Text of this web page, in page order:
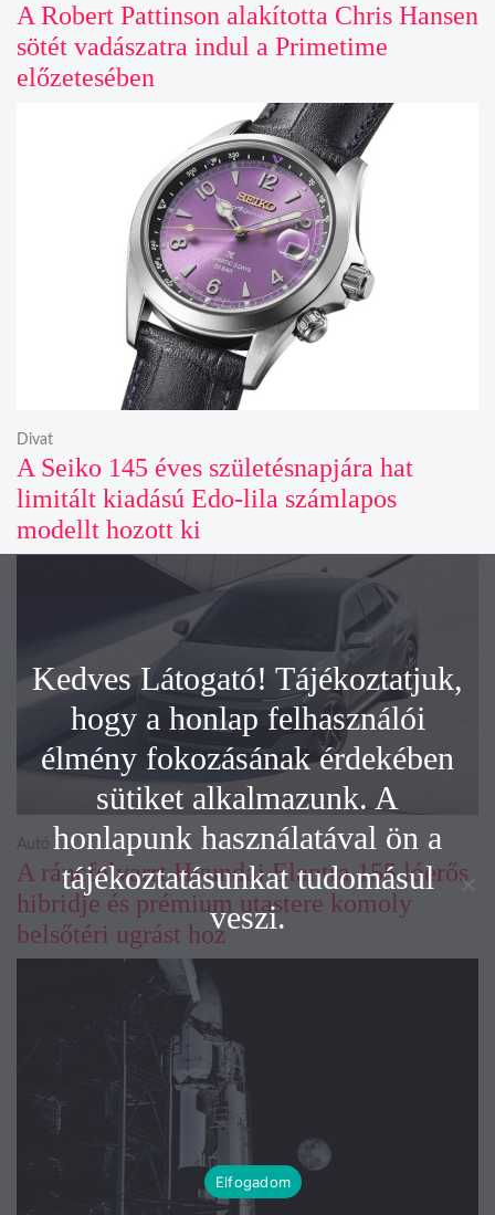
A Robert Pattinson alakította Chris Hansen
sötét vadászatra indul a Primetime
előzetesében
A Seiko 145 éves születésnapjára hat
limitált kiadású Edo-lila számlapos
modellt hozott ki
Divat
A ráncfelvarrt Hyundai Elantra 155 lóerős
hibridje és prémium utastere komoly
belsőtéri ugrást hoz
Autó
Kedves Látogató! Tájékoztatjuk,
hogy a honlap felhasználói
élmény fokozásának érdekében
sütiket alkalmazunk. A
honlapunk használatával ön a
tájékoztatásunkat tudomásul
veszi.
Elfogadom